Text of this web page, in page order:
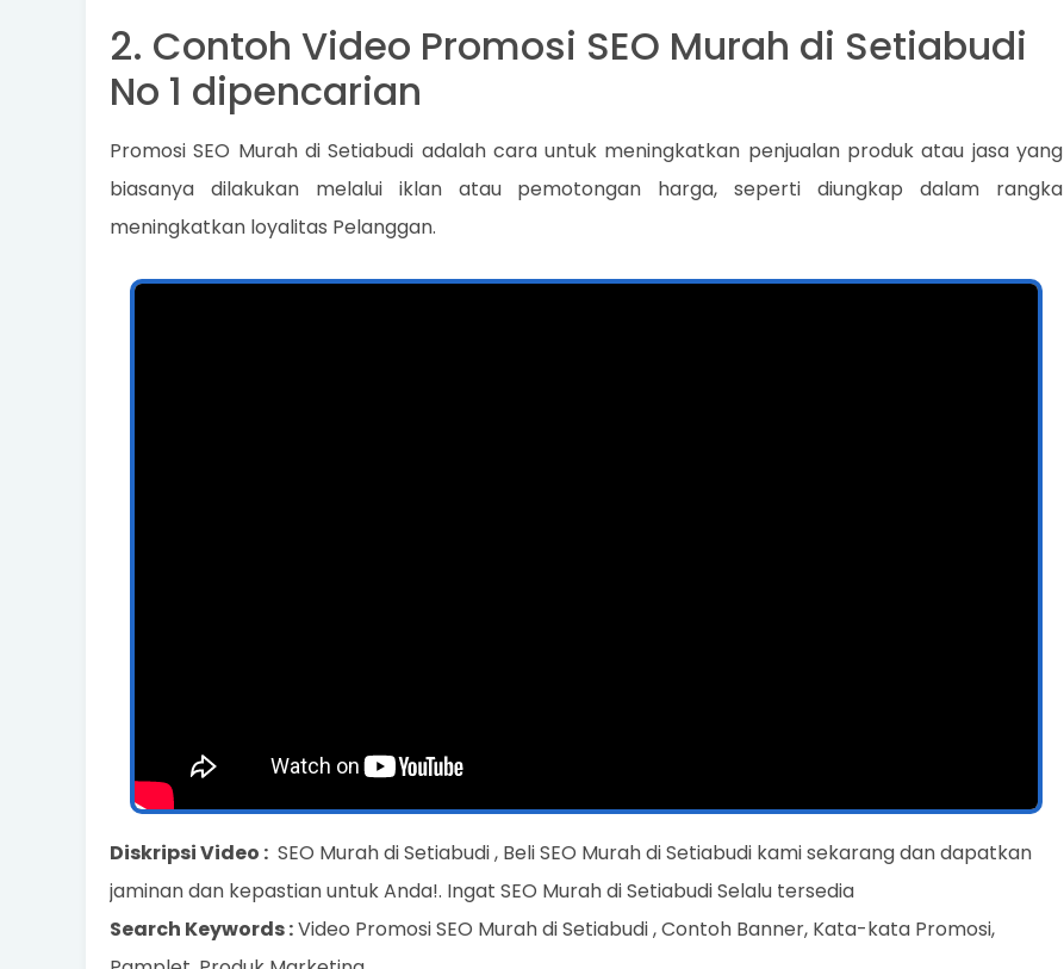
2. Contoh Video Promosi SEO Murah di Setiabudi
No 1 dipencarian
Promosi SEO Murah di Setiabudi adalah cara untuk meningkatkan penjualan produk atau jasa yang
biasanya dilakukan melalui iklan atau pemotongan harga, seperti diungkap dalam rangka
meningkatkan loyalitas Pelanggan.
Diskripsi Video : SEO Murah di Setiabudi , Beli SEO Murah di Setiabudi kami sekarang dan dapatkan
jaminan dan kepastian untuk Anda!. Ingat SEO Murah di Setiabudi Selalu tersedia
Search Keywords :Video Promosi SEO Murah di Setiabudi , Contoh Banner, Kata-kata Promosi,